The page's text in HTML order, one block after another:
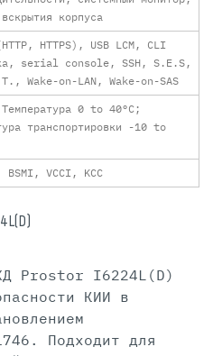
корпуса
HTTPS), USB LCM, CLI
serial console, SSH, S.E.S,
Wake-on-LAN, Wake-on-SAS
Температура 0 to 40°C;
транспортировки -10 to
BSMI, VCCI, KCC
Prostor I6224L(D)
КИИ в
Подходит для